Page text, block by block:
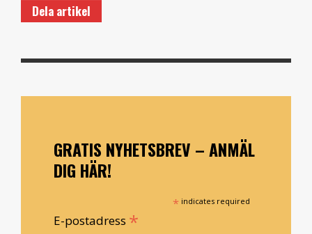
Dela artikel
GRATIS NYHETSBREV – ANMÄL
DIG HÄR!
* indicates required
E-postadress *